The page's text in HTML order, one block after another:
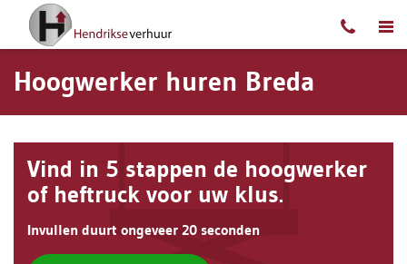
Ga naar content
Hoogwerker huren Breda
Vind in 5 stappen de hoogwerker
of heftruck voor uw klus.
Invullen duurt ongeveer 20 seconden